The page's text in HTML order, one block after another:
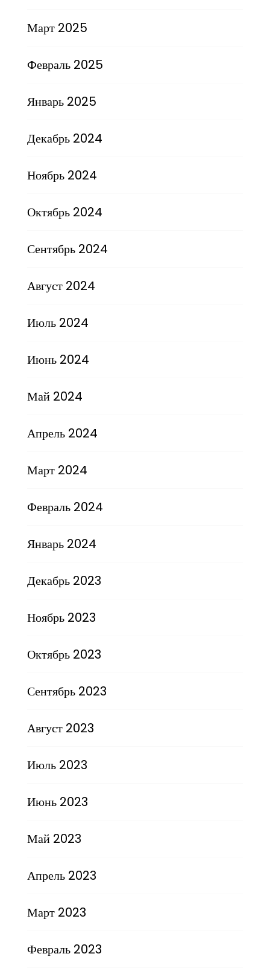
Март 2025
Февраль 2025
Январь 2025
Декабрь 2024
Ноябрь 2024
Октябрь 2024
Сентябрь 2024
Август 2024
Июль 2024
Июнь 2024
Май 2024
Апрель 2024
Март 2024
Февраль 2024
Январь 2024
Декабрь 2023
Ноябрь 2023
Октябрь 2023
Сентябрь 2023
Август 2023
Июль 2023
Июнь 2023
Май 2023
Апрель 2023
Март 2023
Февраль 2023